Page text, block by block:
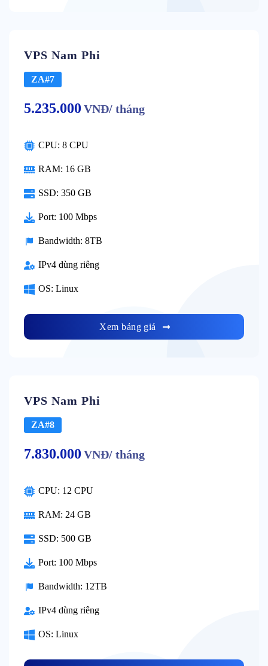
VPS Nam Phi
ZA#7
5.235.000 VNĐ/ tháng
CPU: 8 CPU
RAM: 16 GB
SSD: 350 GB
Port: 100 Mbps
Bandwidth: 8TB
IPv4 dùng riêng
OS: Linux
Xem bảng giá
VPS Nam Phi
ZA#8
7.830.000 VNĐ/ tháng
CPU: 12 CPU
RAM: 24 GB
SSD: 500 GB
Port: 100 Mbps
Bandwidth: 12TB
IPv4 dùng riêng
OS: Linux